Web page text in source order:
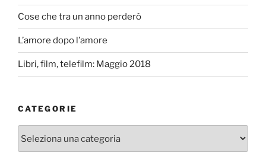
Cose che tra un anno perderò
L’amore dopo l’amore
Libri, film, telefilm: Maggio 2018
CATEGORIE